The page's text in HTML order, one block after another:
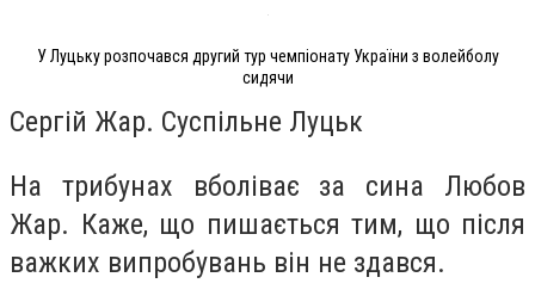
У Луцьку розпочався другий тур чемпіонату України з волейболу
сидячи
Сергій Жар. Суспільне Луцьк
На трибунах вболіває за сина Любов
Жар. Каже, що пишається тим, що після
важких випробувань він не здався.